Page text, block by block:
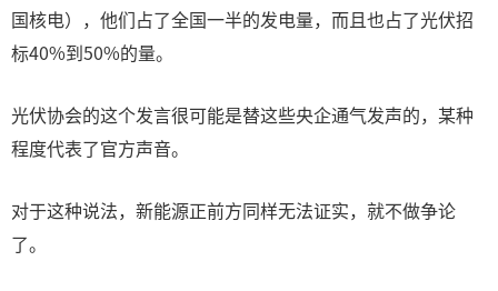
国核电），他们占了全国一半的发电量，而且也占了光伏招
标40%到50%的量。
光伏协会的这个发言很可能是替这些央企通气发声的，某种
程度代表了官方声音。
对于这种说法，新能源正前方同样无法证实，就不做争论
了。